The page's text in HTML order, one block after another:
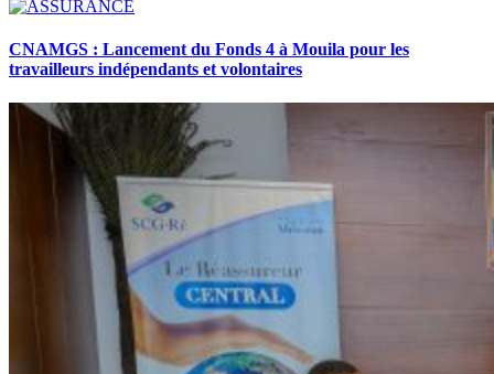
CNAMGS : Lancement du Fonds 4 à Mouila pour les
travailleurs indépendants et volontaires